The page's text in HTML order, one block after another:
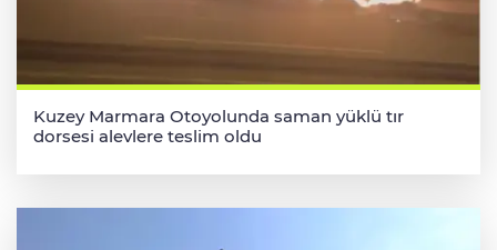
Kuzey Marmara Otoyolunda saman yüklü tır
dorsesi alevlere teslim oldu